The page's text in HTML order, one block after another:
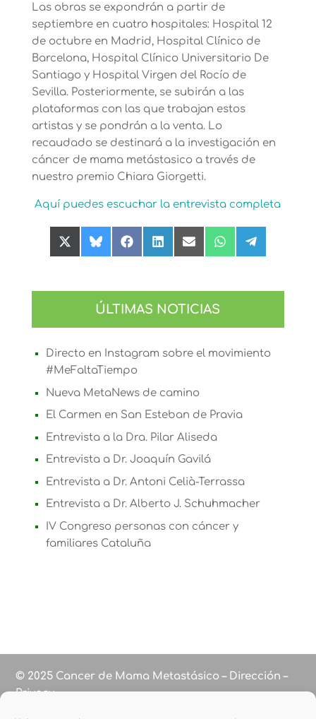
Las obras se expondrán a partir de
septiembre en cuatro hospitales: Hospital 12
de octubre en Madrid, Hospital Clínico de
Barcelona, Hospital Clínico Universitario De
Santiago y Hospital Virgen del Rocío de
Sevilla. Posteriormente, se subirán a las
plataformas con las que trabajan estos
artistas y se pondrán a la venta. Lo
recaudado se destinará a la investigación en
cáncer de mama metástasico a través de
nuestro premio Chiara Giorgetti.
Aquí puedes escuchar la entrevista completa
Compartir
en
Compartir
en
Compartir
en
Compartir
en
Compartir
en
Compartir
en
Compartir
en
ÚLTIMAS NOTICIAS
Directo en Instagram sobre el movimiento
#MeFaltaTiempo
Nueva MetaNews de camino
El Carmen en San Esteban de Pravia
Entrevista a la Dra. Pilar Aliseda
Entrevista a Dr. Joaquín Gavilá
Entrevista a Dr. Antoni Celià-Terrassa
Entrevista a Dr. Alberto J. Schuhmacher
IV Congreso personas con cáncer y
familiares Cataluña
© 2025 Cancer de Mama Metastásico – Dirección –
Privacy